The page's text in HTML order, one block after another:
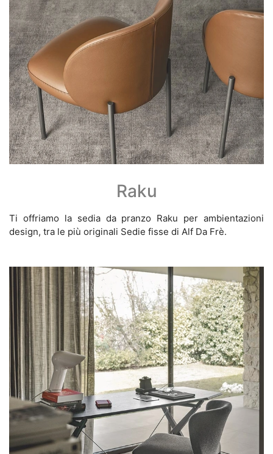
Raku
Ti offriamo la sedia da pranzo Raku per ambientazioni
design, tra le più originali Sedie fisse di Alf Da Frè.